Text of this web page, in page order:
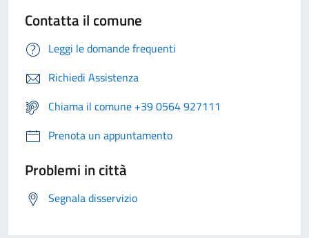
Contatta il comune
Leggi le domande frequenti
Richiedi Assistenza
Chiama il comune +39 0564 927111
Prenota un appuntamento
Problemi in città
Segnala disservizio